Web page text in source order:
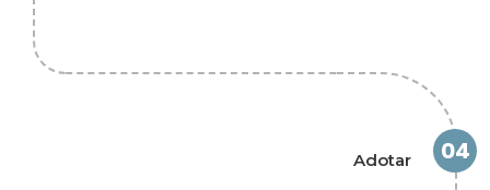
04
Adotar